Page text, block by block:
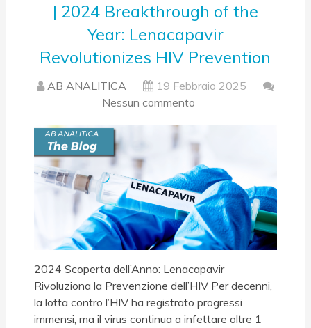
| 2024 Breakthrough of the
Year: Lenacapavir
Revolutionizes HIV Prevention
AB ANALITICA
19 Febbraio 2025
Nessun commento
2024 Scoperta dell’Anno: Lenacapavir
Rivoluziona la Prevenzione dell’HIV Per decenni,
la lotta contro l’HIV ha registrato progressi
immensi, ma il virus continua a infettare oltre 1